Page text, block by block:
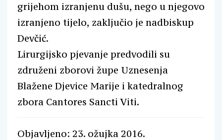
grijehom izranjenu dušu, nego u njegovo
izranjeno tijelo, zaključio je nadbiskup
Devčić.
Lirurgijsko pjevanje predvodili su
združeni zborovi župe Uznesenja
Blažene Djevice Marije i katedralnog
zbora Cantores Sancti Viti.
Objavljeno: 23. ožujka 2016.